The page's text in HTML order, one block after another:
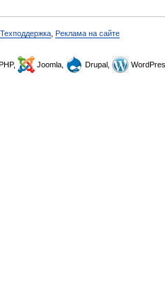
Техподдержка Реклама на сайте
Joomla, Drupal,